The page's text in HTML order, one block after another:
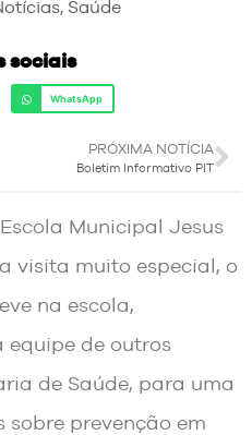
, Saúde
sociais
WhatsApp
PRÓXIMA NOTÍCIA
Boletim Informativo PIT
Municipal Jesus
visita muito especial, o
na escola,
de outros
de Saúde, para uma
sobre prevenção em